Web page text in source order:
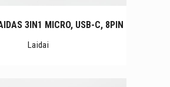
3IN1 MICRO, USB-C, 8PIN
Laidai